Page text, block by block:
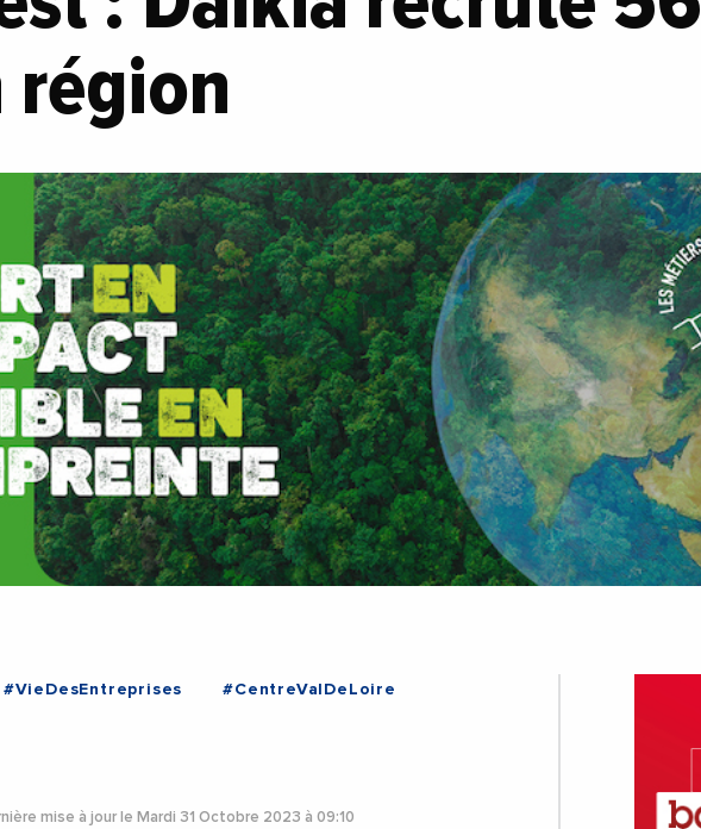
région
#VieDesEntreprises
#CentreValDeLoire
mise à jour le Mardi 31 Octobre 2023 à 09:10